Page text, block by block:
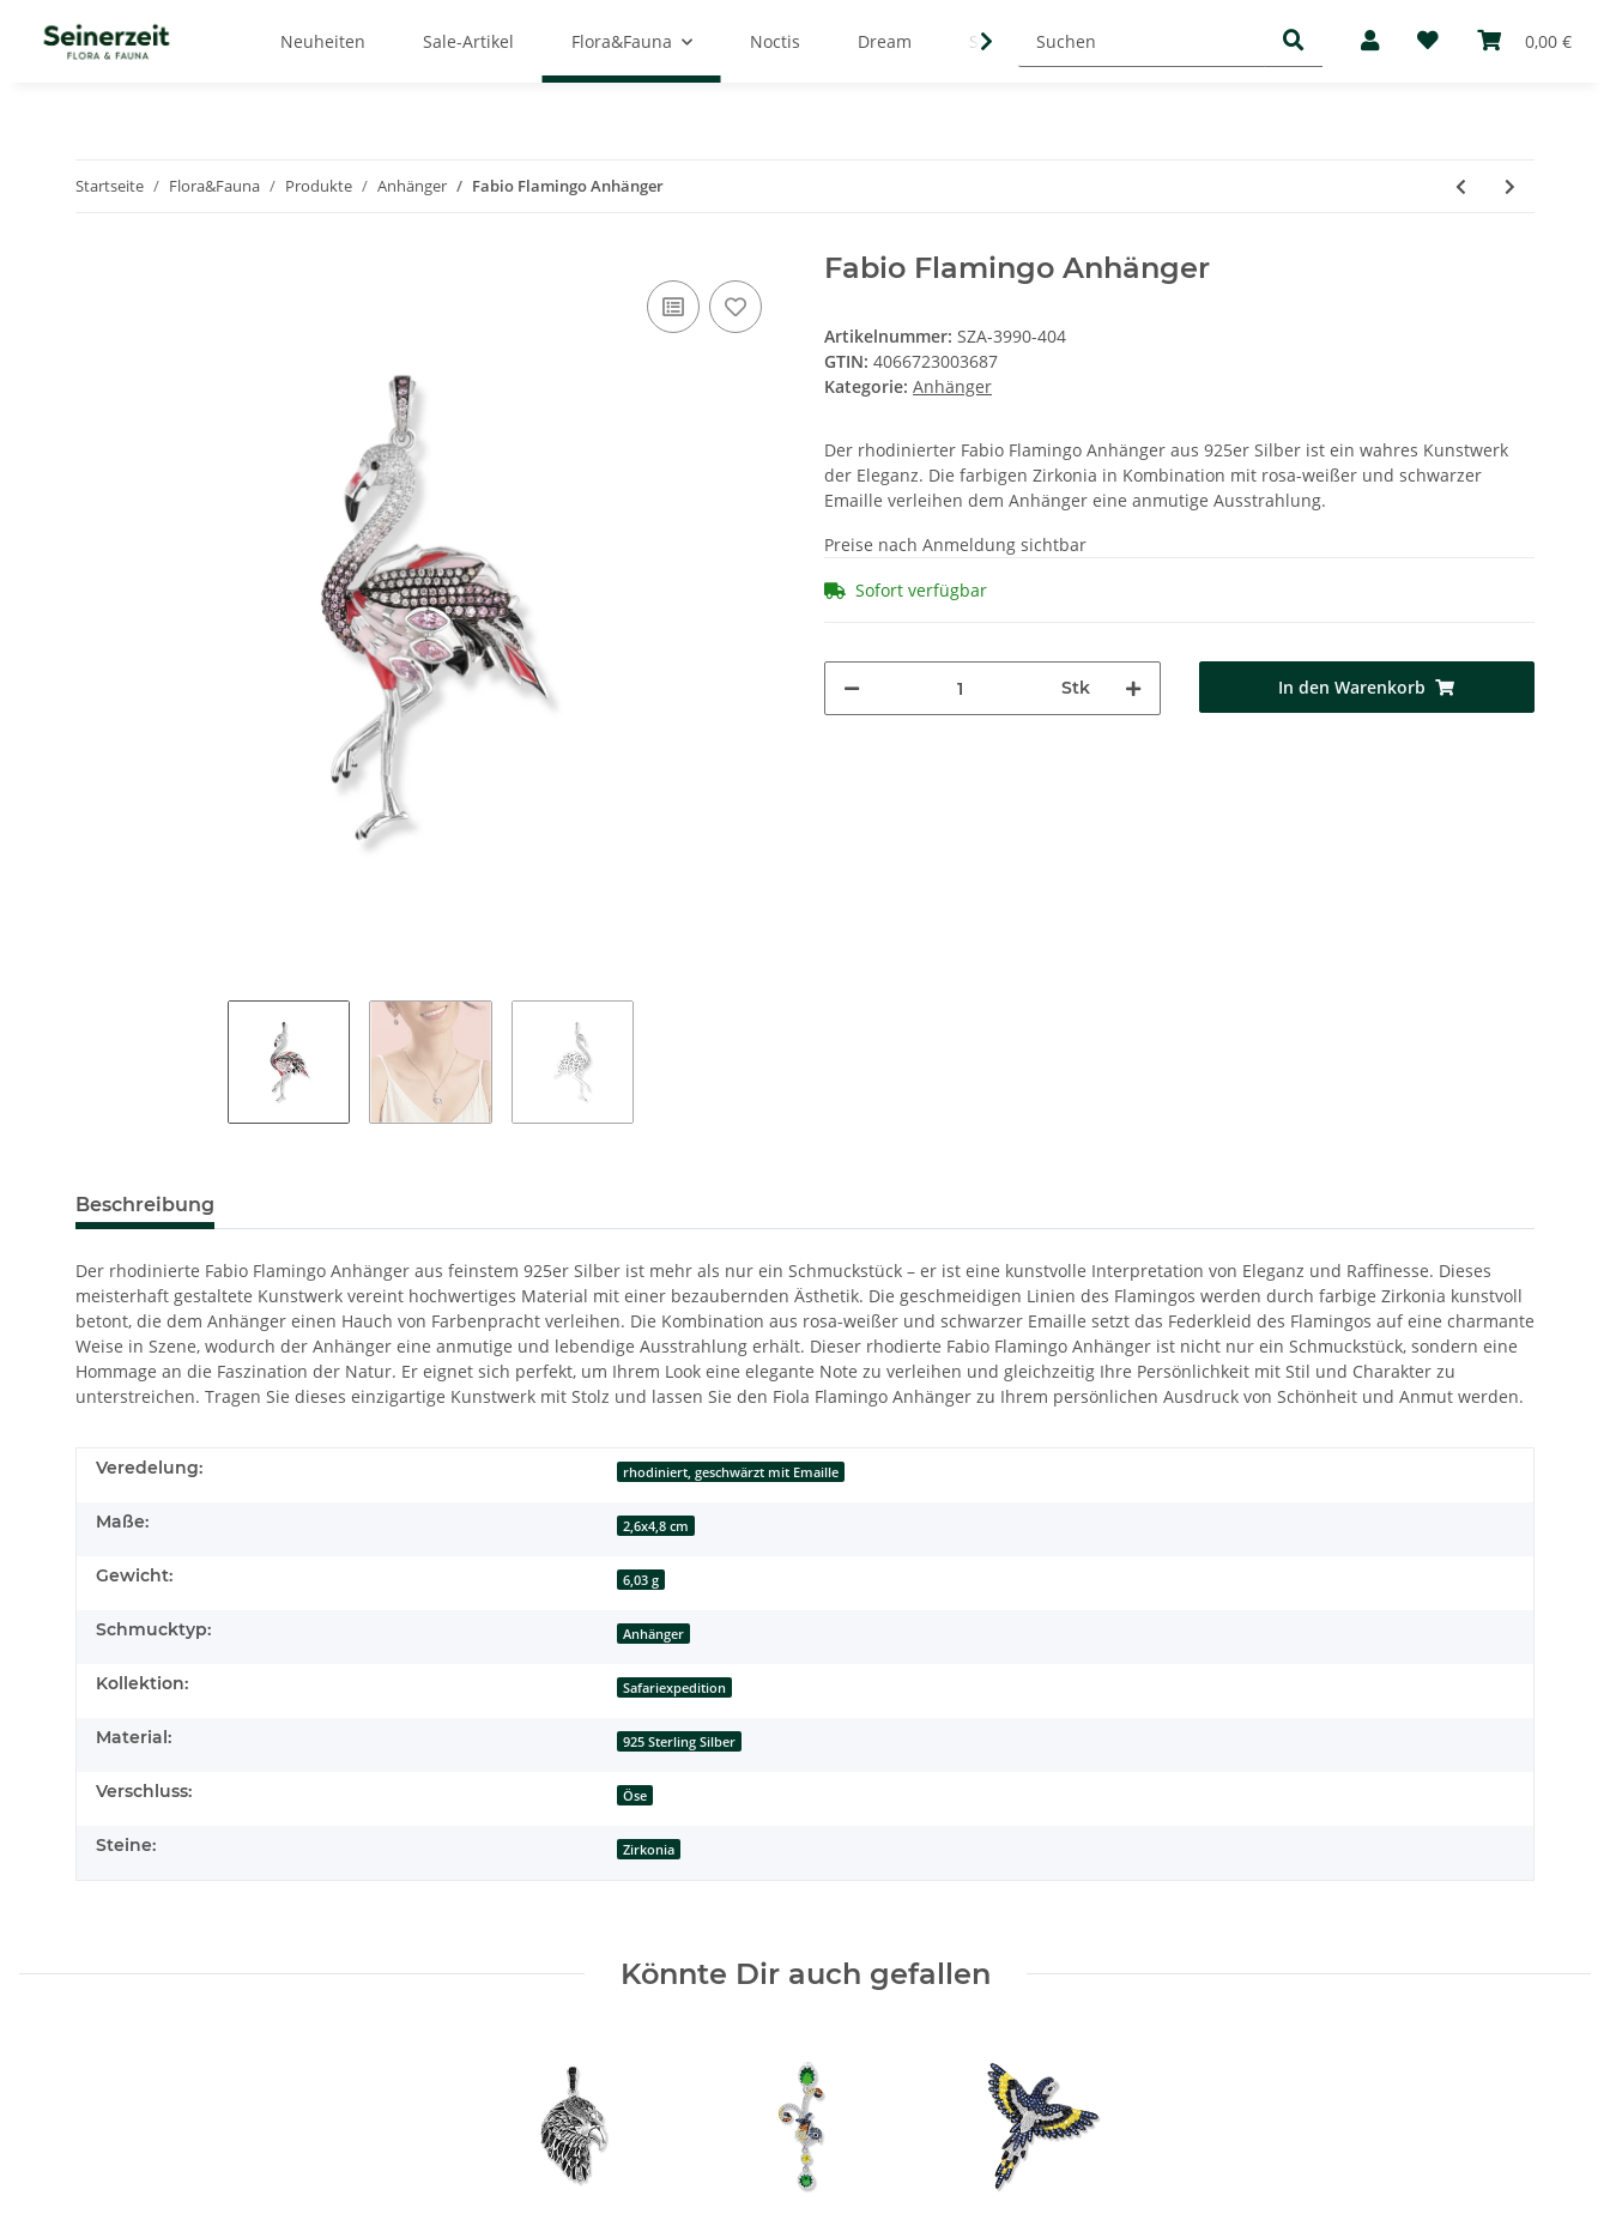
0,00 €
Neuheiten Sale-Artikel Flora&Fauna Noctis Dream Symbols Basic Mediathek Über uns
Startseite Flora&Fauna Produkte Anhänger Fabio Flamingo Anhänger
Fabio Flamingo Anhänger
Artikelnummer: SZA-3990-404
GTIN: 4066723003687
Kategorie: Anhänger
Der rhodinierter Fabio Flamingo Anhänger aus 925er Silber ist ein wahres Kunstwerk
der Eleganz. Die farbigen Zirkonia in Kombination mit rosa-weißer und schwarzer
Emaille verleihen dem Anhänger eine anmutige Ausstrahlung.
Preise nach Anmeldung sichtbar
Sofort verfügbar
Stk In den Warenkorb
Beschreibung
Der rhodinierte Fabio Flamingo Anhänger aus feinstem 925er Silber ist mehr als nur ein Schmuckstück – er ist eine kunstvolle Interpretation von Eleganz und Raffinesse. Dieses
meisterhaft gestaltete Kunstwerk vereint hochwertiges Material mit einer bezaubernden Ästhetik. Die geschmeidigen Linien des Flamingos werden durch farbige Zirkonia kunstvoll
betont, die dem Anhänger einen Hauch von Farbenpracht verleihen. Die Kombination aus rosa-weißer und schwarzer Emaille setzt das Federkleid des Flamingos auf eine charmante
Weise in Szene, wodurch der Anhänger eine anmutige und lebendige Ausstrahlung erhält. Dieser rhodierte Fabio Flamingo Anhänger ist nicht nur ein Schmuckstück, sondern eine
Hommage an die Faszination der Natur. Er eignet sich perfekt, um Ihrem Look eine elegante Note zu verleihen und gleichzeitig Ihre Persönlichkeit mit Stil und Charakter zu
unterstreichen. Tragen Sie dieses einzigartige Kunstwerk mit Stolz und lassen Sie den Fiola Flamingo Anhänger zu Ihrem persönlichen Ausdruck von Schönheit und Anmut werden.
Veredelung: rhodiniert, geschwärzt mit Emaille
Maße: 2,6x4,8 cm
Gewicht: 6,03 g
Schmucktyp: Anhänger
Kollektion: Safariexpedition
Material: 925 Sterling Silber
Verschluss: Öse
Steine: Zirkonia
Könnte Dir auch gefallen